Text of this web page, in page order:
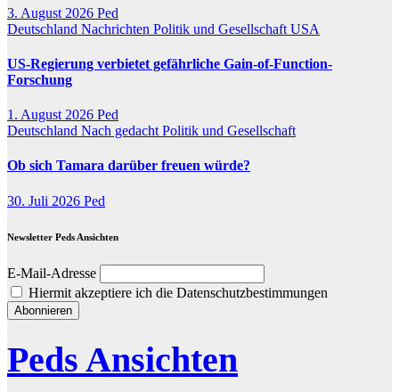
3. August 2026 Ped
Deutschland Nachrichten Politik und Gesellschaft USA
US-Regierung verbietet gefährliche Gain-of-Function-
Forschung
1. August 2026 Ped
Deutschland Nach gedacht Politik und Gesellschaft
Ob sich Tamara darüber freuen würde?
30. Juli 2026 Ped
Newsletter Peds Ansichten
E-Mail-Adresse
Hiermit akzeptiere ich die Datenschutzbestimmungen
Peds Ansichten